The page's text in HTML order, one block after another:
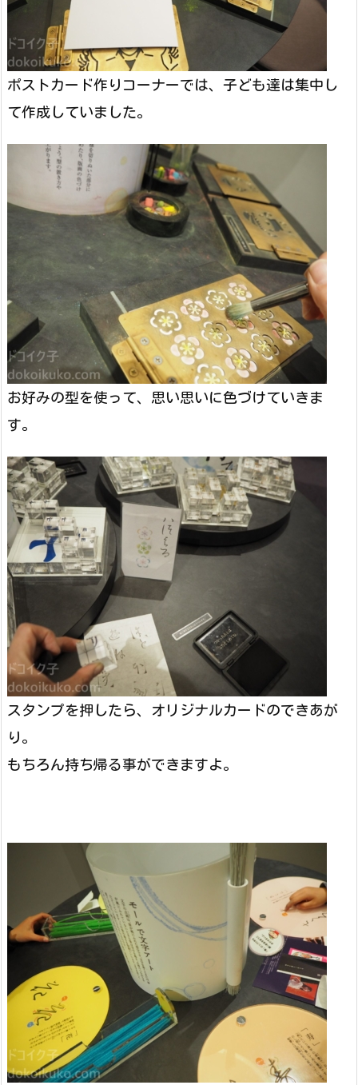
ポストカード作りコーナーでは、子ども達は集中し
て作成していました。
お好みの型を使って、思い思いに色づけていきま
す。
スタンプを押したら、オリジナルカードのできあが
り。
もちろん持ち帰る事ができますよ。